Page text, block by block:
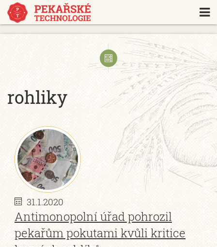
https://www.traditionrolex.com/18
rohliky
31.1.2020
Antimonopolní úřad pohrozil
pekařům pokutami kvůli kritice